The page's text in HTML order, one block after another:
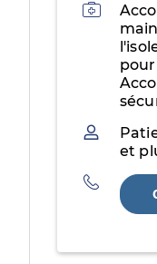
Activités
Patientèle
et
Téléphone